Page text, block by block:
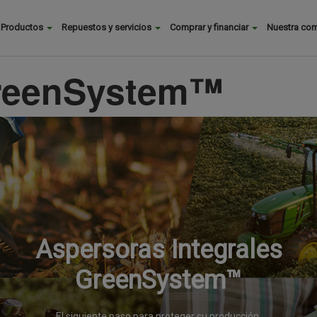
Buscar
Productos Repuestos y servicios Comprar y financiar Nuestra
Aspersoras Integrales
GreenSystem™